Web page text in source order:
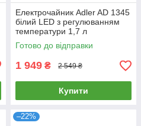
Електрочайник Adler AD 1345
білий LED з регулюванням
температури 1,7 л
Готово до відправки
1 949 ₴ 2 549 ₴
Купити
–22%